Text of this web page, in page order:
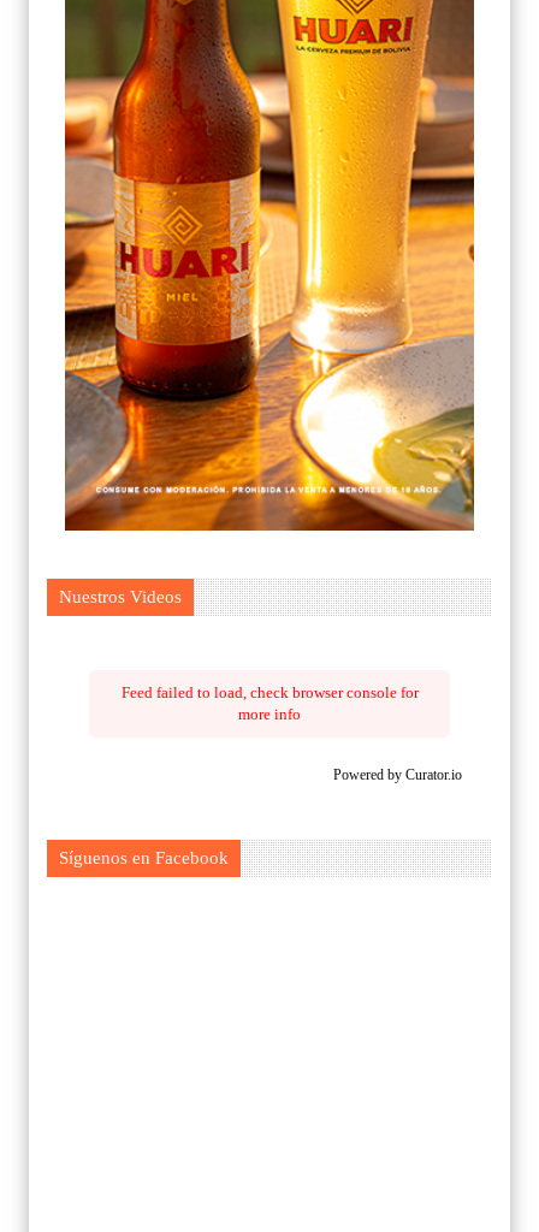
Nuestros Videos
Feed failed to load, check browser console for
more info
Powered by Curator.io
Síguenos en Facebook